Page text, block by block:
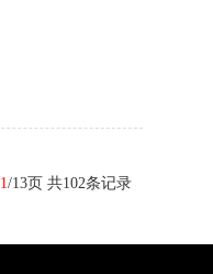
1/13页 共102条记录